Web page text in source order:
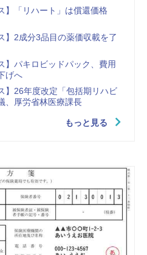
】「リハート」は償還価格
】2成分3品目の薬価収載を了
】パキロビッドパック、費用
げへ
】26年度改定「包括期リハビ
、厚労省林医療課長
もっと見る